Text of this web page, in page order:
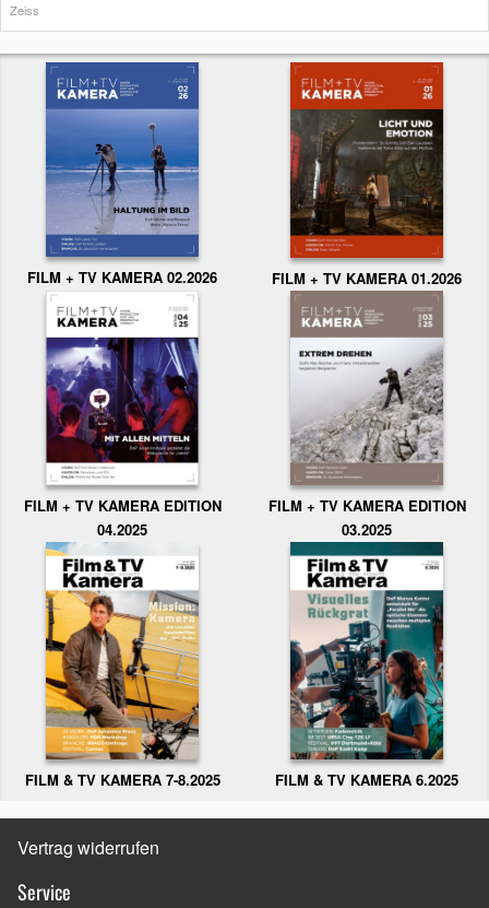
Zeiss
FILM + TV KAMERA 02.2026 FILM + TV KAMERA 01.2026
FILM + TV KAMERA EDITION
04.2025
FILM + TV KAMERA EDITION
03.2025
FILM & TV KAMERA 7-8.2025 FILM & TV KAMERA 6.2025
Vertrag widerrufen
Service